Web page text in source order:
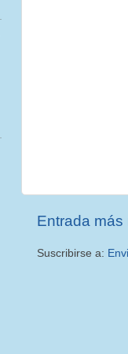
Entrada más
Suscribirse a: